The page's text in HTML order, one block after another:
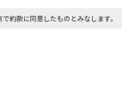
で約款に同意したものとみなします